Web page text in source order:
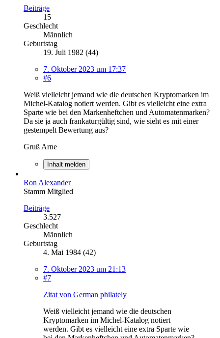
Beiträge
15
Geschlecht
Männlich
Geburtstag
19. Juli 1982 (44)
7. Oktober 2023 um 17:37
#6
Weiß vielleicht jemand wie die deutschen Kryptomarken im
Michel-Katalog notiert werden. Gibt es vielleicht eine extra
Sparte wie bei den Markenheftchen und Automatenmarken?
Da sie ja auch frankaturgültig sind, wie sieht es mit einer
gestempelt Bewertung aus?
Gruß Arne
Inhalt melden
Ron Alexander
Stamm Mitglied
Beiträge
3.527
Geschlecht
Männlich
Geburtstag
4. Mai 1984 (42)
7. Oktober 2023 um 21:13
#7
Zitat von German philately
Weiß vielleicht jemand wie die deutschen
Kryptomarken im Michel-Katalog notiert
werden. Gibt es vielleicht eine extra Sparte wie